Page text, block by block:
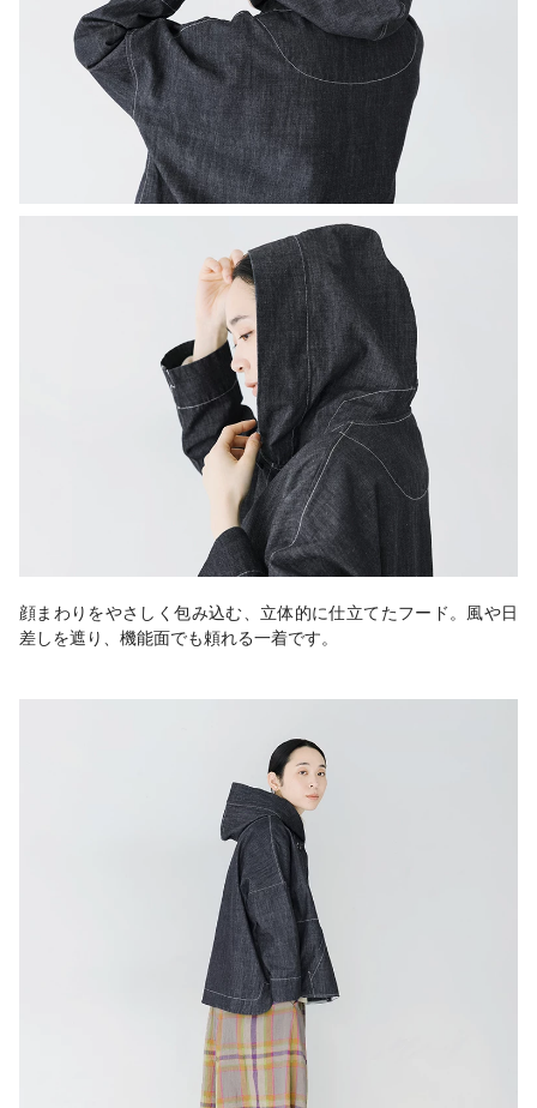
顔まわりをやさしく包み込む、立体的に仕立てたフード。風や日
差しを遮り、機能面でも頼れる一着です。